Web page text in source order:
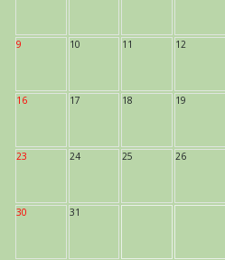
9 10 11 12
16 17 18 19
23 24 25 26
30 31